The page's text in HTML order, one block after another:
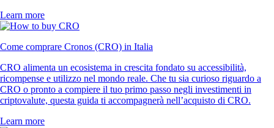
Learn more
Come comprare Cronos (CRO) in Italia
CRO alimenta un ecosistema in crescita fondato su accessibilità,
ricompense e utilizzo nel mondo reale. Che tu sia curioso riguardo a
CRO o pronto a compiere il tuo primo passo negli investimenti in
criptovalute, questa guida ti accompagnerà nell’acquisto di CRO.
Learn more